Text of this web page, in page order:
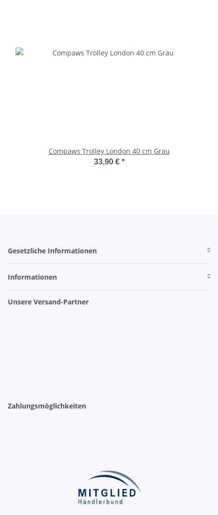
Compaws Trolley London 40 cm Grau
33,90 € *
Gesetzliche Informationen
Informationen
Unsere Versand-Partner
Zahlungsmöglichkeiten